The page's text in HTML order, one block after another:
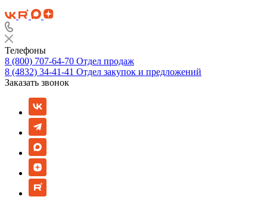
Телефоны
8 (800) 707-64-70 Отдел продаж
8 (4832) 34-41-41 Отдел закупок и предложений
Заказать звонок